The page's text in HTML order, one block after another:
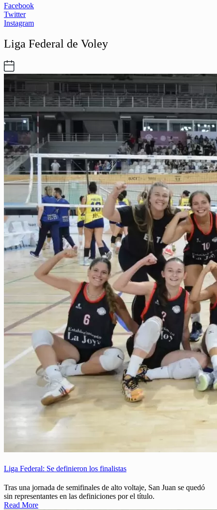
Facebook
Twitter
Instagram
Liga Federal de Voley
Liga Federal: Se definieron los finalistas
Tras una jornada de semifinales de alto voltaje, San Juan se quedó
sin representantes en las definiciones por el título.
Read More